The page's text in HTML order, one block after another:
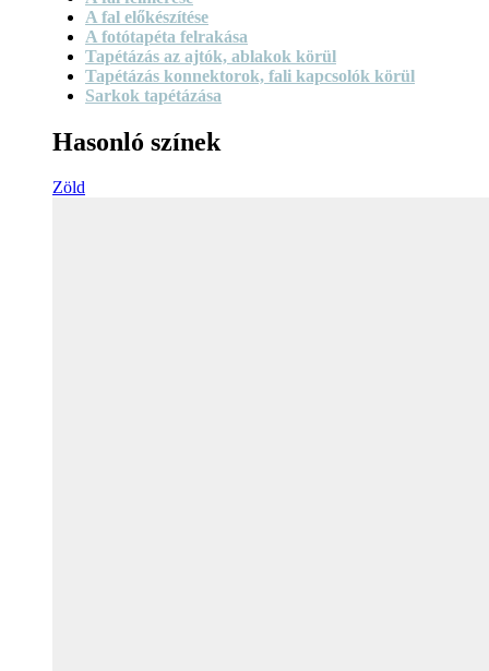
A fal előkészítése
A fotótapéta felrakása
Tapétázás az ajtók, ablakok körül
Tapétázás konnektorok, fali kapcsolók körül
Sarkok tapétázása
Hasonló színek
Zöld